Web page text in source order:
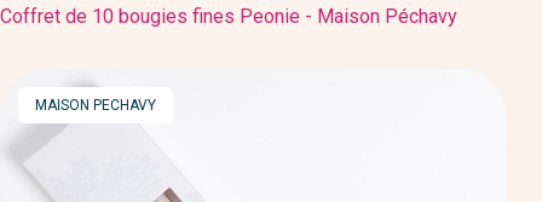
Coffret de 10 bougies fines Peonie - Maison Péchavy
MARQUE
MAISON PECHAVY